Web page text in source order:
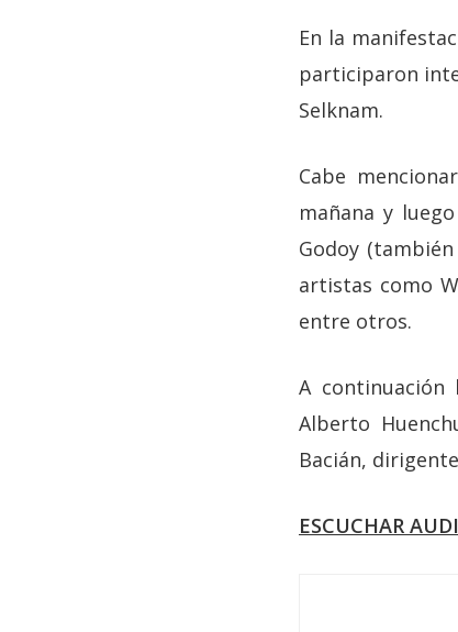
En la
participaron
Selknam.
Cabe
mañana y
Godoy
artistas como
entre otros.
A continuación
Alberto
Bacián,
ESCUCHAR